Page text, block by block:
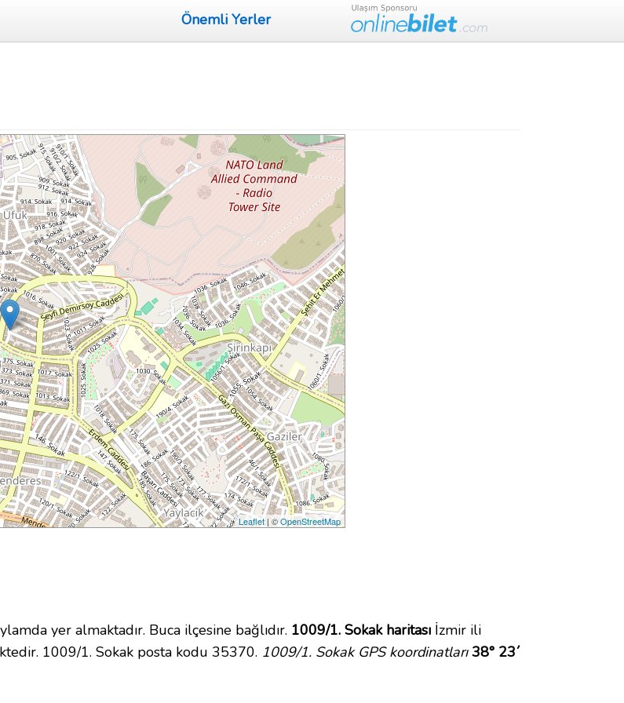
Önemli Yerler
Leaflet| ©OpenStreetMap
yer almaktadır. Buca ilçesine bağlıdır. 1009/1. Sokak haritası İzmir ili
1009/1. Sokak posta kodu 35370. 1009/1. Sokak GPS koordinatları 38° 23´